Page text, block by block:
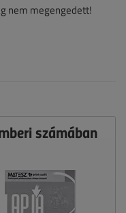
nem megengedett!
számában